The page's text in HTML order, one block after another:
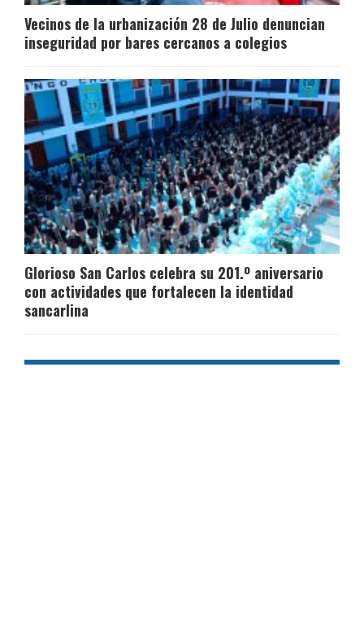
Vecinos de la urbanización 28 de Julio denuncian
inseguridad por bares cercanos a colegios
Glorioso San Carlos celebra su 201.º aniversario
con actividades que fortalecen la identidad
sancarlina